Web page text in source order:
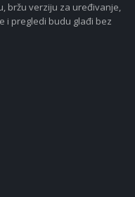
bržu verziju za uređivanje,
i pregledi budu glađi bez